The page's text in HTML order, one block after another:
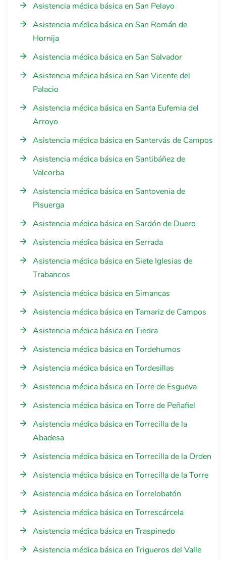
Asistencia médica básica en San Pelayo
Asistencia médica básica en San Román de
Hornija
Asistencia médica básica en San Salvador
Asistencia médica básica en San Vicente del
Palacio
Asistencia médica básica en Santa Eufemia del
Arroyo
Asistencia médica básica en Santervás de Campos
Asistencia médica básica en Santibáñez de
Valcorba
Asistencia médica básica en Santovenia de
Pisuerga
Asistencia médica básica en Sardón de Duero
Asistencia médica básica en Serrada
Asistencia médica básica en Siete Iglesias de
Trabancos
Asistencia médica básica en Simancas
Asistencia médica básica en Tamariz de Campos
Asistencia médica básica en Tiedra
Asistencia médica básica en Tordehumos
Asistencia médica básica en Tordesillas
Asistencia médica básica en Torre de Esgueva
Asistencia médica básica en Torre de Peñafiel
Asistencia médica básica en Torrecilla de la
Abadesa
Asistencia médica básica en Torrecilla de la Orden
Asistencia médica básica en Torrecilla de la Torre
Asistencia médica básica en Torrelobatón
Asistencia médica básica en Torrescárcela
Asistencia médica básica en Traspinedo
Asistencia médica básica en Trigueros del Valle